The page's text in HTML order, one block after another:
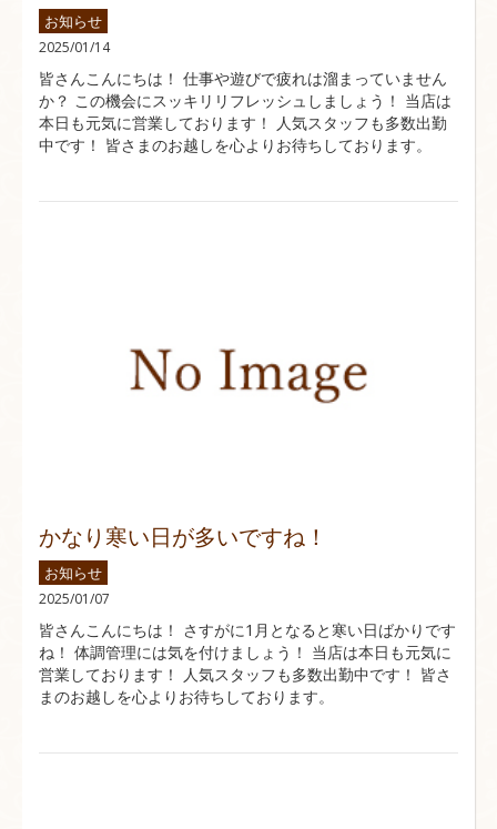
お知らせ
2025/01/14
皆さんこんにちは！ 仕事や遊びで疲れは溜まっていません
か？ この機会にスッキリリフレッシュしましょう！ 当店は
本日も元気に営業しております！ 人気スタッフも多数出勤
中です！ 皆さまのお越しを心よりお待ちしております。
かなり寒い日が多いですね！
お知らせ
2025/01/07
皆さんこんにちは！ さすがに1月となると寒い日ばかりです
ね！ 体調管理には気を付けましょう！ 当店は本日も元気に
営業しております！ 人気スタッフも多数出勤中です！ 皆さ
まのお越しを心よりお待ちしております。